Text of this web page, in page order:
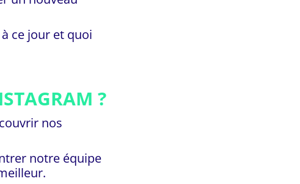
ce jour et quoi
?
nos
notre équipe